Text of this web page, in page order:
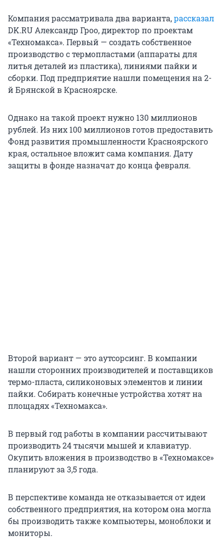
Компания рассматривала два варианта,рассказал
DK.RU Александр Гроо, директор по проектам
«Техномакса». Первый — создать собственное
производство с термопластами (аппараты для
литья деталей из пластика), линиями пайки и
сборки. Под предприятие нашли помещения на 2-
й Брянской в Красноярске.
Однако на такой проект нужно 130 миллионов
рублей. Из них 100 миллионов готов предоставить
Фонд развития промышленности Красноярского
края, остальное вложит сама компания. Дату
защиты в фонде назначат до конца февраля.
Второй вариант — это аутсорсинг. В компании
нашли сторонних производителей и поставщиков
термо-пласта, силиконовых элементов и линии
пайки. Собирать конечные устройства хотят на
площадях «Техномакса».
В первый год работы в компании рассчитывают
производить 24 тысячи мышей и клавиатур.
Окупить вложения в производство в «Техномаксе»
планируют за 3,5 года.
В перспективе команда не отказывается от идеи
собственного предприятия, на котором она могла
бы производить также компьютеры, моноблоки и
мониторы.